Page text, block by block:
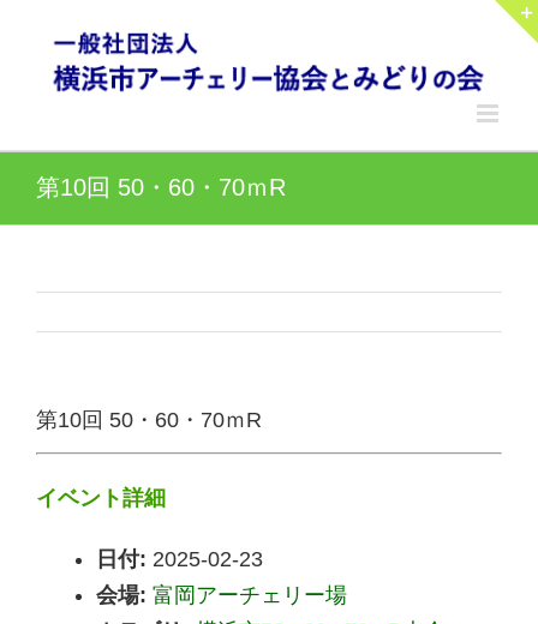
content
第10回 50・60・70ｍR
第10回 50・60・70ｍR
イベント詳細
日付: 2025-02-23
会場: 富岡アーチェリー場